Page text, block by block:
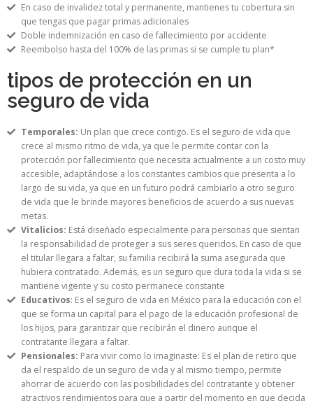
En caso de invalidez total y permanente, mantienes tu cobertura sin
que tengas que pagar primas adicionales
Doble indemnización en caso de fallecimiento por accidente
Reembolso hasta del 100% de las primas si se cumple tu plan*
tipos de protección en un
seguro de vida
Temporales: Un plan que crece contigo. Es el seguro de vida que
crece al mismo ritmo de vida, ya que le permite contar con la
protección por fallecimiento que necesita actualmente a un costo muy
accesible, adaptándose a los constantes cambios que presenta a lo
largo de su vida, ya que en un futuro podrá cambiarlo a otro seguro
de vida que le brinde mayores beneficios de acuerdo a sus nuevas
metas.
Vitalicios: Está diseñado especialmente para personas que sientan
la responsabilidad de proteger a sus seres queridos. En caso de que
el titular llegara a faltar, su familia recibirá la suma asegurada que
hubiera contratado. Además, es un seguro que dura toda la vida si se
mantiene vigente y su costo permanece constante
Educativos: Es el seguro de vida en México para la educación con el
que se forma un capital para el pago de la educación profesional de
los hijos, para garantizar que recibirán el dinero aunque el
contratante llegara a faltar.
Pensionales: Para vivir como lo imaginaste: Es el plan de retiro que
da el respaldo de un seguro de vida y al mismo tiempo, permite
ahorrar de acuerdo con las posibilidades del contratante y obtener
atractivos rendimientos para que a partir del momento en que decida